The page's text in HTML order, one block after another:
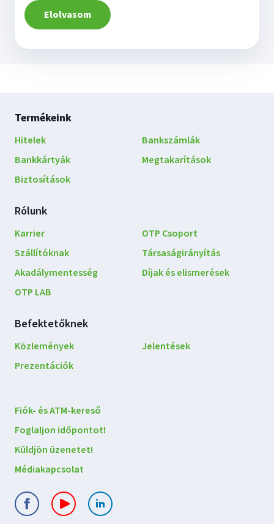
Elolvasom
Lábléc
navigáció
Termékeink
Hitelek
Bankszámlák
Bankkártyák
Megtakarítások
Biztosítások
Rólunk
Karrier
Szállítóknak
Akadálymentesség
OTP LAB
OTP Csoport
Társaságirányítás
Díjak és elismerések
Befektetőknek
Közlemények
Jelentések
Prezentációk
Lépjen
kapcsolatba
velünk
Fiók- és ATM-kereső
Foglaljon időpontot!
Küldjön üzenetet!
Médiakapcsolat